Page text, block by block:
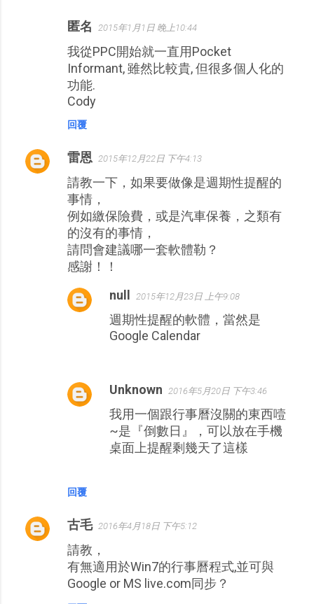
匿名 2015年1月1日 晚上10:44
我從PPC開始就一直用Pocket
Informant, 雖然比較貴, 但很多個人化的
功能.
Cody
回覆
雷恩 2015年12月22日 下午4:13
請教一下，如果要做像是週期性提醒的
事情，
例如繳保險費，或是汽車保養，之類有
的沒有的事情，
請問會建議哪一套軟體勒？
感謝！！
回覆
null 2015年12月23日 上午9:08
週期性提醒的軟體，當然是
Google Calendar
Unknown 2016年5月20日 下午3:46
我用一個跟行事曆沒關的東西噎
~是『倒數日』，可以放在手機
桌面上提醒剩幾天了這樣
古毛 2016年4月18日 下午5:12
請教，
有無適用於Win7的行事曆程式,並可與
Google or MS live.com同步？